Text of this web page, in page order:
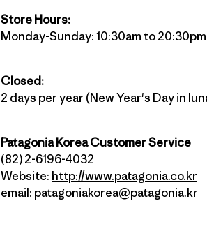
Store Hours:
Monday-Sunday: 10:30am to 20:30pm
Closed:
2 days per year (New Year's Day in
Patagonia Korea Customer Service
(82) 2-6196-4032
Website: http://www.patagonia.co.kr
email: patagoniakorea@patagonia.kr